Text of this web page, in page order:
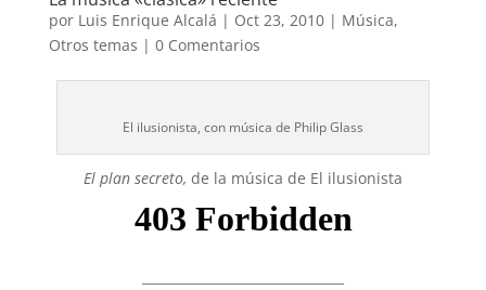
por Luis Enrique Alcalá | Oct 23, 2010| Música,
Otros temas | 0 Comentarios
El ilusionista, con música de Philip Glass
El plan secreto, de la música de El ilusionista